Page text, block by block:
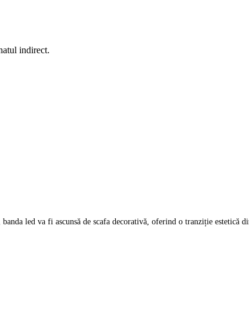
indirect.
led va fi ascunsă de scafa decorativă, oferind o tranziție estetică